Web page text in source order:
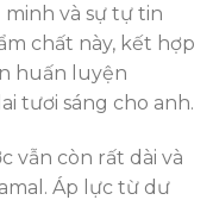
và sự tự tin
chất này, kết hợp
huấn luyện
tươi sáng cho anh.
vẫn còn rất dài và
Áp lực từ dư